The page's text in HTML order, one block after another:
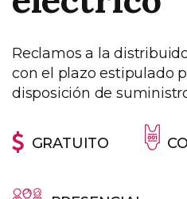
Reclamos a la
con el plazo estipulado
disposición de
GRATUITO